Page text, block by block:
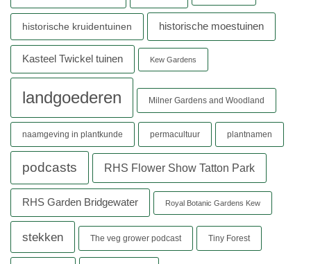
historische kruidentuinen historische moestuinen
Kasteel Twickel tuinen Kew Gardens
landgoederen Milner Gardens and Woodland
naamgeving in plantkunde permacultuur plantnamen
podcasts RHS Flower Show Tatton Park
RHS Garden Bridgewater Royal Botanic Gardens Kew
stekken The veg grower podcast Tiny Forest